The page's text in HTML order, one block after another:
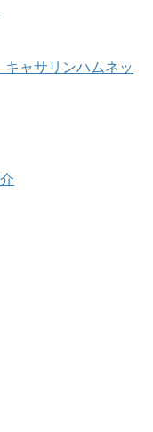
ャサリンハムネッ